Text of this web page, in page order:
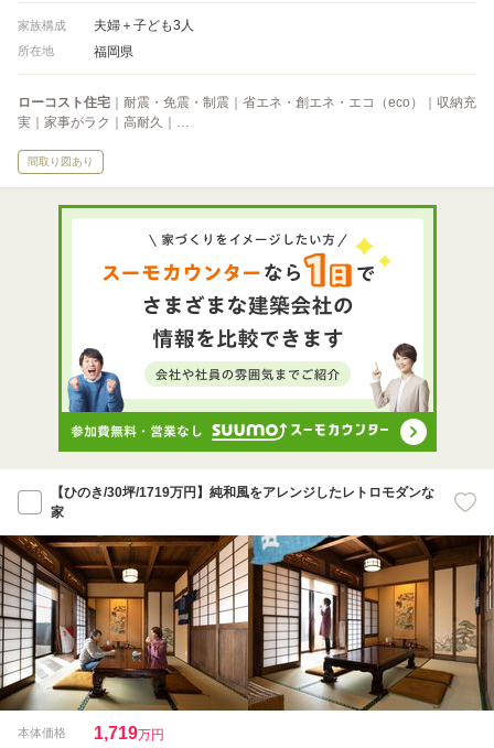
家族構成 夫婦＋子ども3人
所在地 福岡県
ローコスト住宅 ｜耐震・免震・制震｜省エネ・創エネ・エコ（eco）｜収納充
実｜家事がラク｜高耐久｜…
間取り図あり
【ひのき/30坪/1719万円】純和風をアレンジしたレトロモダンな
家
本体価格 1,719万円